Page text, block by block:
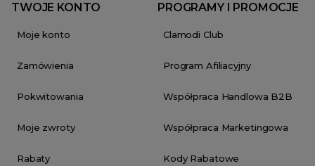
TWOJE KONTO
Moje konto
Zamówienia
Pokwitowania
Moje zwroty
Rabaty
PROGRAMY I PROMOCJE
Clamodi Club
Program Afiliacyjny
Współpraca Handlowa B2B
Współpraca Marketingowa
Kody Rabatowe